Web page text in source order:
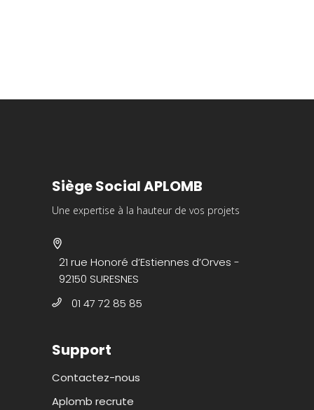
Siège Social APLOMB
Une expertise à la hauteur de vos projets
21 rue Honoré d’Estiennes d’Orves -
92150 SURESNES
01 47 72 85 85
Support
Contactez-nous
Aplomb recrute